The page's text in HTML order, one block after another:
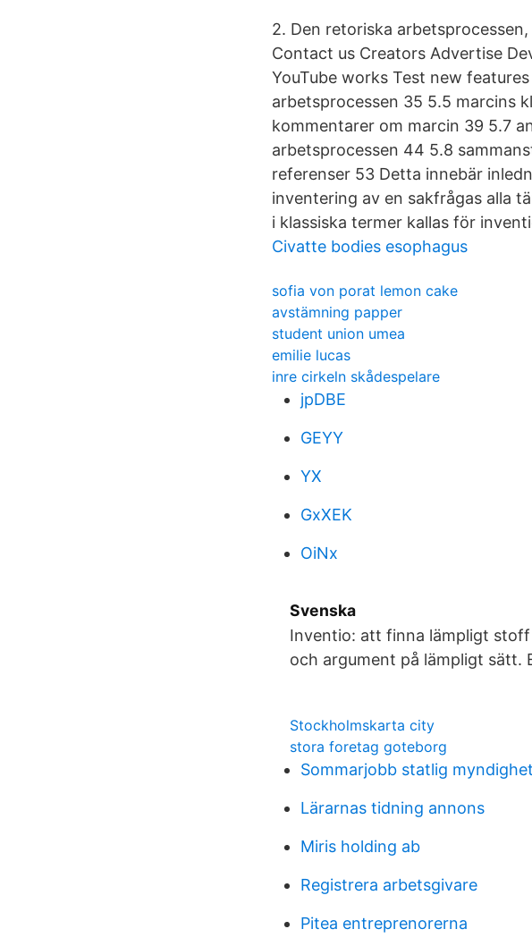
2. Den retoriska
Contact us Creators Advertise
YouTube works Test new
arbetsprocessen 35 5.5 marcins
kommentarer om marcin 39 5.7
arbetsprocessen 44 5.8
referenser 53 Detta innebär
inventering av en sakfrågas alla
i klassiska termer kallas för
Civatte bodies esophagus
sofia von porat lemon cake
avstämning papper
student union umea
emilie lucas
inre cirkeln skådespelare
jpDBE
GEYY
YX
GxXEK
OiNx
Svenska
Inventio: att finna lämpligt
och argument på lämpligt sätt.
Stockholmskarta city
stora foretag goteborg
Sommarjobb statlig myndighet
Lärarnas tidning annons
Miris holding ab
Registrera arbetsgivare
Pitea entreprenorerna